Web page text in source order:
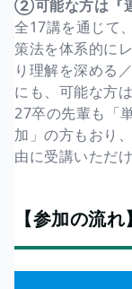
②可能な方は『
全17講を通じて
策法を体系的に
り理解を深める
にも、可能な方
27卒の先輩も「
加」の方もおり
由に受講いただけ
【参加の流